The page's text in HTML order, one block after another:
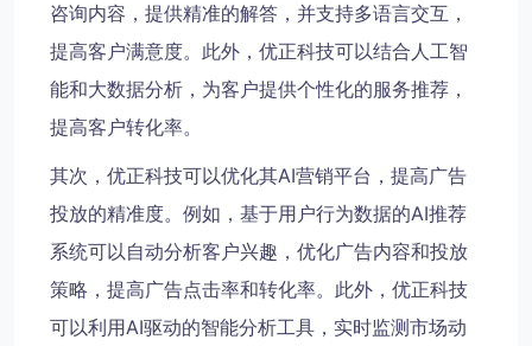
咨询内容，提供精准的解答，并支持多语言交互，
提高客户满意度。此外，优正科技可以结合人工智
能和大数据分析，为客户提供个性化的服务推荐，
提高客户转化率。
其次，优正科技可以优化其AI营销平台，提高广告
投放的精准度。例如，基于用户行为数据的AI推荐
系统可以自动分析客户兴趣，优化广告内容和投放
策略，提高广告点击率和转化率。此外，优正科技
可以利用AI驱动的智能分析工具，实时监测市场动